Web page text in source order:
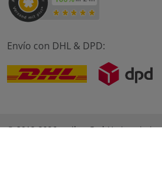
Envío con DHL & DPD:
© 2012-2026 meilon GmbH imprimir